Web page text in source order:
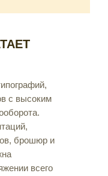
с высоким
брошюр и
всего